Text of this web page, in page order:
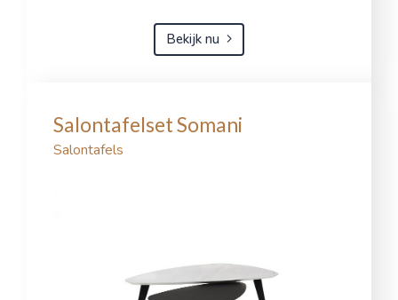
Bekijk nu
Salontafelset Somani
Salontafels